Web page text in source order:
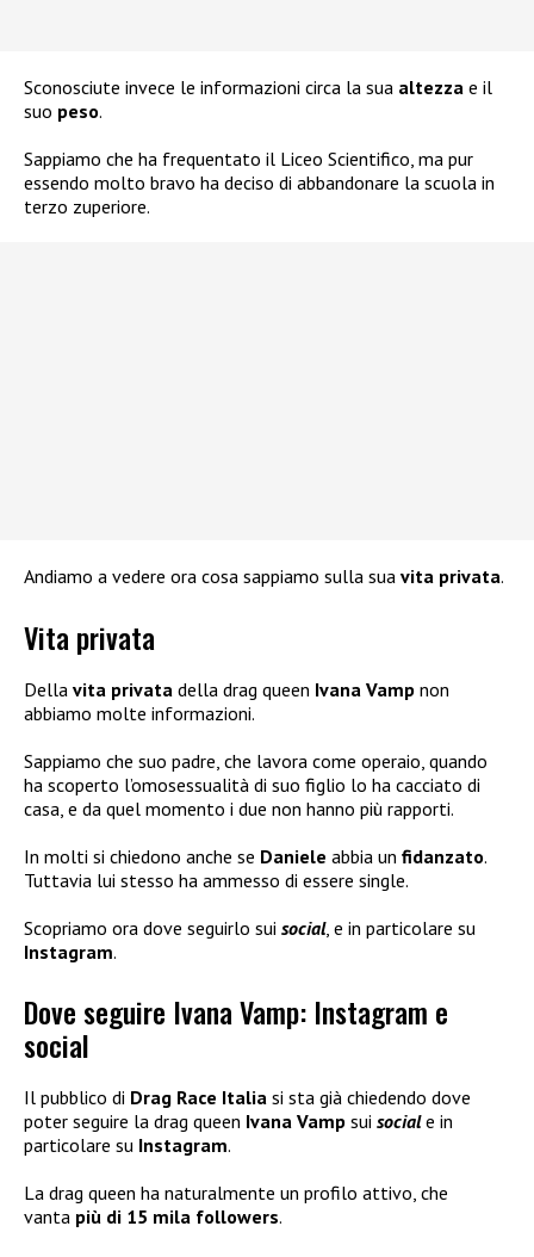
Sconosciute invece le informazioni circa la sua altezza e il
suo peso.
Sappiamo che ha frequentato il Liceo Scientifico, ma pur
essendo molto bravo ha deciso di abbandonare la scuola in
terzo zuperiore.
Andiamo a vedere ora cosa sappiamo sulla sua vita privata.
Vita privata
Della vita privata della drag queen Ivana Vamp non
abbiamo molte informazioni.
Sappiamo che suo padre, che lavora come operaio, quando
ha scoperto l’omosessualità di suo figlio lo ha cacciato di
casa, e da quel momento i due non hanno più rapporti.
In molti si chiedono anche se Daniele abbia un fidanzato.
Tuttavia lui stesso ha ammesso di essere single.
Scopriamo ora dove seguirlo sui social, e in particolare su
Instagram.
Dove seguire Ivana Vamp: Instagram e
social
Il pubblico di Drag Race Italia si sta già chiedendo dove
poter seguire la drag queen Ivana Vamp sui sociale in
particolare su Instagram.
La drag queen ha naturalmente un profilo attivo, che
vanta più di 15 mila followers.